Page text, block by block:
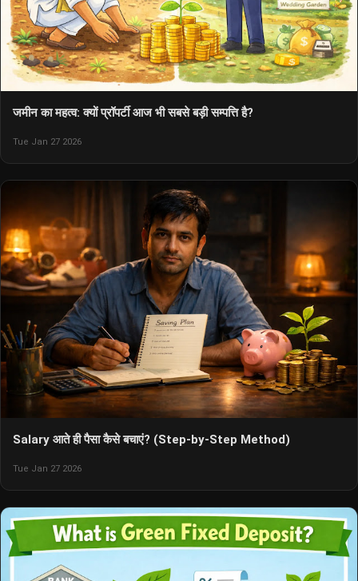
जमीन का महत्व: क्यों प्रॉपर्टी आज भी सबसे बड़ी सम्पत्ति है?
Tue Jan 27 2026
Salary आते ही पैसा कैसे बचाएं? (Step-by-Step Method)
Tue Jan 27 2026